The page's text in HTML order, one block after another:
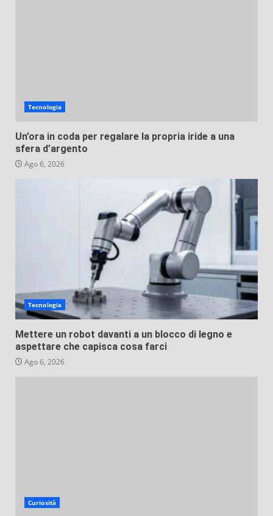
Tecnologia
Un’ora in coda per regalare la propria iride a una
sfera d’argento
Ago 6, 2026
Tecnologia
Mettere un robot davanti a un blocco di legno e
aspettare che capisca cosa farci
Ago 6, 2026
Curiosità